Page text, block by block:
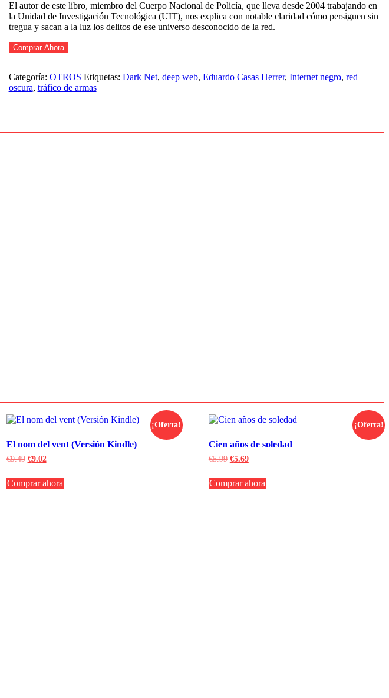
El autor de este libro, miembro del Cuerpo Nacional de Policía, que lleva desde 2004 trabajando en
la Unidad de Investigación Tecnológica (UIT), nos explica con notable claridad cómo persiguen sin
tregua y sacan a la luz los delitos de ese universo desconocido de la red.
Comprar Ahora
Categoría: OTROS Etiquetas: Dark Net, deep web, Eduardo Casas Herrer, Internet negro, red
oscura, tráfico de armas
¡Oferta!
El nom del vent (Versión Kindle)
€9.49 El
original
era:
€9.02El
actual
es:
Comprar ahora
¡Oferta!
Cien años de soledad
€5.99 El
original
era:
€5.69El
actual
es:
Comprar ahora